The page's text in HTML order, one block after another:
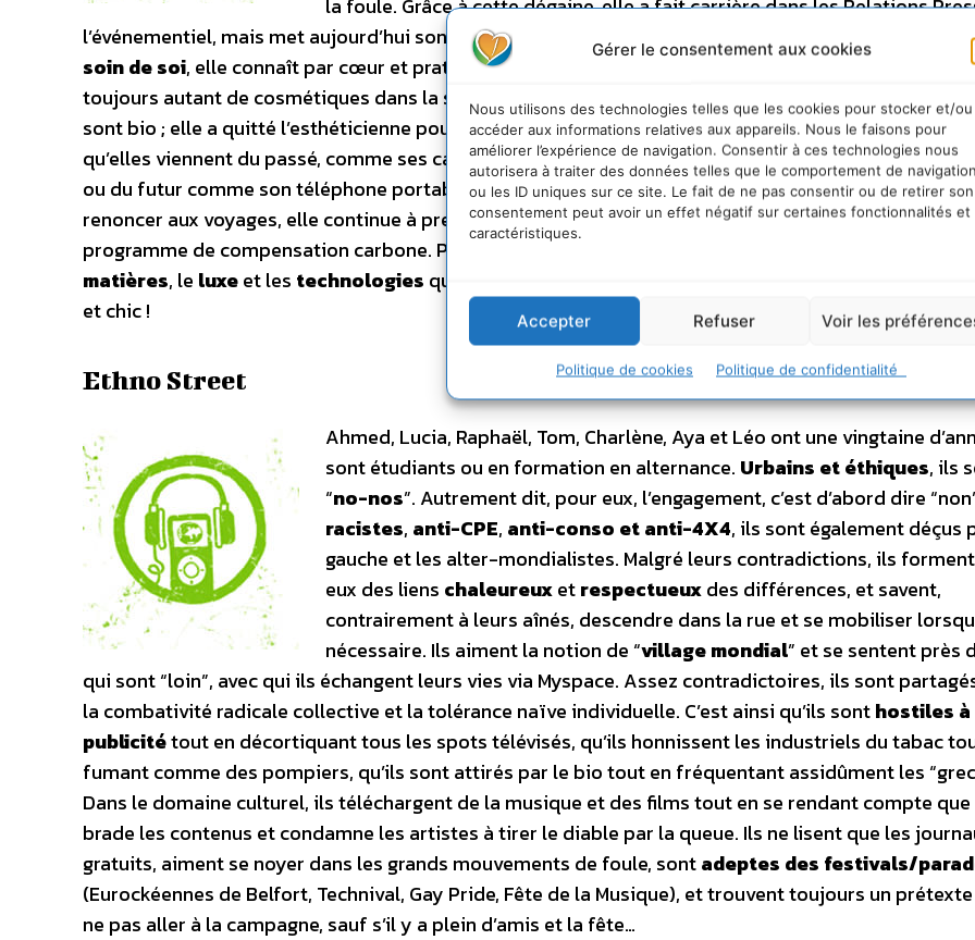
Gérer le consentement aux cookies
Nous utilisons des technologies telles que les cookies pour stocker et/ou
accéder aux informations relatives aux appareils. Nous le faisons pour
améliorer l’expérience de navigation. Consentir à ces technologies nous
autorisera à traiter des données telles que le comportement de navigation
ou les ID uniques sur ce site. Le fait de ne pas consentir ou de retirer son
consentement peut avoir un effet négatif sur certaines fonctionnalités et
caractéristiques.
Accepter Refuser Voir les
Politique de cookies Politique de confidentialité
la foule. Grâce à cette dégaine, elle a fait carrière dans les Relations
l’événementiel, mais met aujourd’hui son expérience personnelle au service des autres comme
soin de soi, elle connaît par cœur et pratique un égocentrisme qui évolue vers “
”.
toujours autant de cosmétiques dans la salle de bain de son appartement rive gauche, mais
sont bio ; elle a quitté l’esthéticienne pour le Spa, et le step pour le yoga. Elle aime les choses de
qu’elles viennent du passé, comme ses carrés de soie “pour tenir la gorge au chaud l’hiver sur le
ou du futur comme son téléphone portable à coque bioplastique rapporté du Japon. Ne pouvant pas
renoncer aux voyages, elle continue à prendre l’avion mais se nettoie la conscience en adhérant à un
programme de compensation carbone. Pour elle, être écolo passe par l’
matières, le luxeet les technologies qu’elle n’a jamais comprises mais c’est pas grave tant que
et chic !
Ethno Street
Ahmed, Lucia, Raphaël, Tom, Charlène, Aya et Léo ont une vingtaine
sont étudiants ou en formation en alternance. Urbains et éthiques, ils
“no-nos”. Autrement dit, pour eux, l’engagement, c’est d’abord dire
racistes, anti-CPE, anti-conso et anti-4X4, ils sont également déçus
gauche et les alter-mondialistes. Malgré leurs contradictions, ils
eux des liens chaleureuxetrespectueuxdes différences, et savent,
contrairement à leurs aînés, descendre dans la rue et se mobiliser
nécessaire. Ils aiment la notion de “village mondial” et se sentent près
qui sont “loin”, avec qui ils échangent leurs vies via Myspace. Assez contradictoires, ils sont
la combativité radicale collective et la tolérance naïve individuelle. C’est ainsi qu’ils sonthostiles à
publicitétout en décortiquant tous les spots télévisés, qu’ils honnissent les industriels du tabac
fumant comme des pompiers, qu’ils sont attirés par le bio tout en fréquentant assidûment les
Dans le domaine culturel, ils téléchargent de la musique et des films tout en se rendant compte que
brade les contenus et condamne les artistes à tirer le diable par la queue. Ils ne lisent que les
gratuits, aiment se noyer dans les grands mouvements de foule, sontadeptes des festivals/
(Eurockéennes de Belfort, Technival, Gay Pride, Fête de la Musique), et trouvent toujours un
ne pas aller à la campagne, sauf s’il y a plein d’amis et la fête…